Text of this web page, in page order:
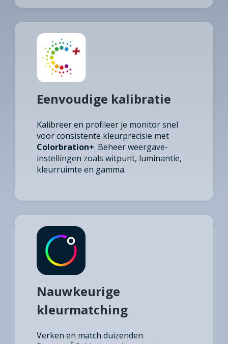
Eenvoudige kalibratie
Kalibreer en profileer je monitor snel
voor consistente kleurprecisie met
Colorbration+. Beheer weergave-
instellingen zoals witpunt, luminantie,
kleurruimte en gamma.
Nauwkeurige
kleurmatching
Verken en match duizenden